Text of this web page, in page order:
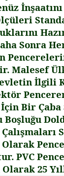
İnş
Sonra
Malesef
İlgili
İçin Bir
Boşluğu
şmaları
PVC
Olarak 25